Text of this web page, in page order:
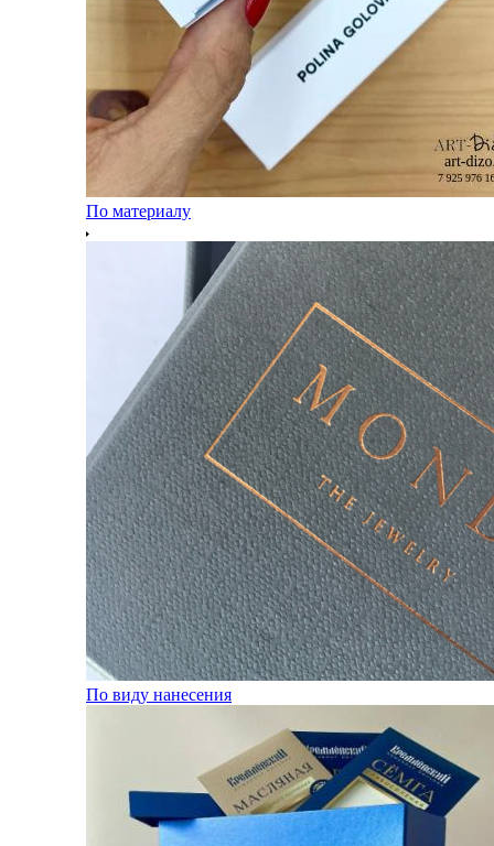
По материалу
По виду нанесения